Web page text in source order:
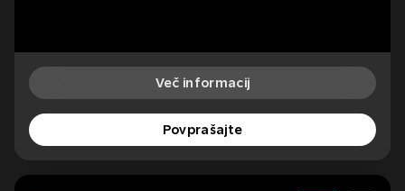
Več informacij
Povprašajte